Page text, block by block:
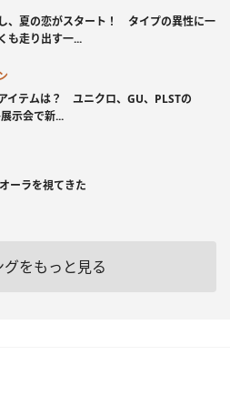
、夏の恋がスタート！ タイプの異性に一
走り出す一...
イテムは？ ユニクロ、GU、PLSTの
示会で新...
ーラを視てきた
グをもっと見る